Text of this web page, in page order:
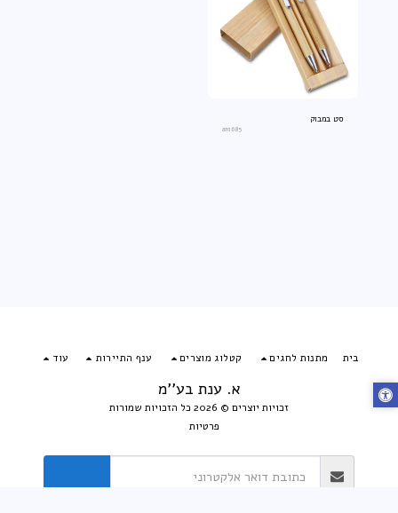
סט במבוק
an1685
א. ענת בע''מ
זכויות יוצרים © 2026 כל הזכויות שמורות
פרטיות
בית מתנות לחגים קטלוג מוצרים ענף התיירות עוד